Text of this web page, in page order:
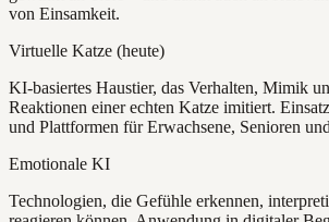
von Einsamkeit.
Virtuelle Katze (heute)
KI-basiertes Haustier, das Verhalten, Mimik
Reaktionen einer echten Katze imitiert.
und Plattformen für Erwachsene, Senioren
Emotionale KI
Technologien, die Gefühle erkennen,